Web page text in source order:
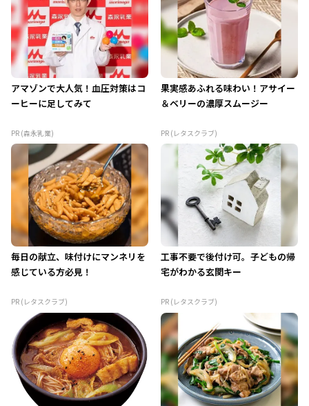
アマゾンで大人気！血圧対策はコ
ーヒーに足してみて
PR (森永乳業)
果実感あふれる味わい！アサイー
＆ベリーの濃厚スムージー
PR (レタスクラブ)
毎日の献立、味付けにマンネリを
感じている方必見！
PR (レタスクラブ)
工事不要で後付け可。子どもの帰
宅がわかる玄関キー
PR (レタスクラブ)